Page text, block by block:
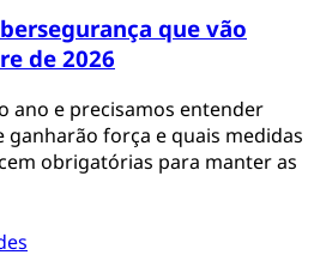
que vão
de 2026
ano e precisamos entender
ganharão força e quais medidas
obrigatórias para manter as